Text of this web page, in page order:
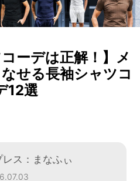
ーデは正解！】メ
せる長袖シャツコ
12選
ス：まなふぃ